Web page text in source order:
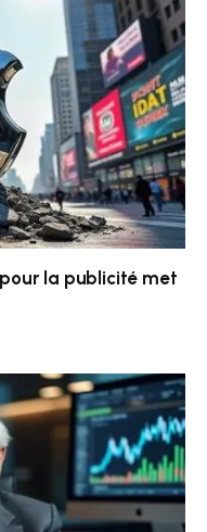
la publicité met